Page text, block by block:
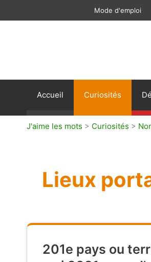
Mode d'emploi
Accueil Curiosités
J'aime les mots > Curiosités >
Lieux
201e pays ou